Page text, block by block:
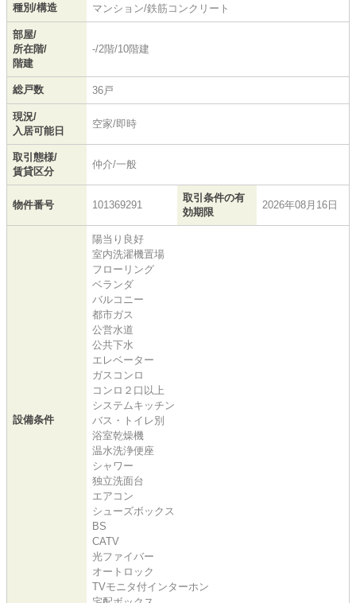
種別/構造 マンション/鉄筋コンクリート
部屋/
所在階/
階建
-/2階/10階建
総戸数 36戸
現況/
入居可能日
空家/即時
取引態様/
賃貸区分
仲介/一般
物件番号 101369291
取引条件の有
効期限
2026年08月16日
設備条件
陽当り良好
室内洗濯機置場
フローリング
ベランダ
バルコニー
都市ガス
公営水道
公共下水
エレベーター
ガスコンロ
コンロ２口以上
システムキッチン
バス・トイレ別
浴室乾燥機
温水洗浄便座
シャワー
独立洗面台
エアコン
シューズボックス
BS
CATV
光ファイバー
オートロック
TVモニタ付インターホン